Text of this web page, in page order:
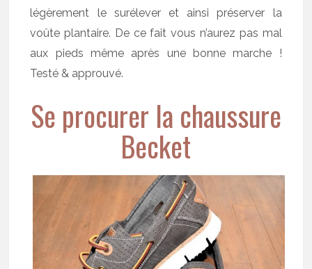
légèrement le surélever et ainsi préserver la
voûte plantaire. De ce fait vous n’aurez pas mal
aux pieds même après une bonne marche !
Testé & approuvé.
Se procurer la chaussure
Becket